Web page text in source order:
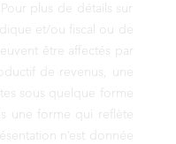
plus de détails sur
et/ou fiscal ou de
être affectés par
de revenus, une
sous quelque forme
une forme qui reflète
n’est donnée